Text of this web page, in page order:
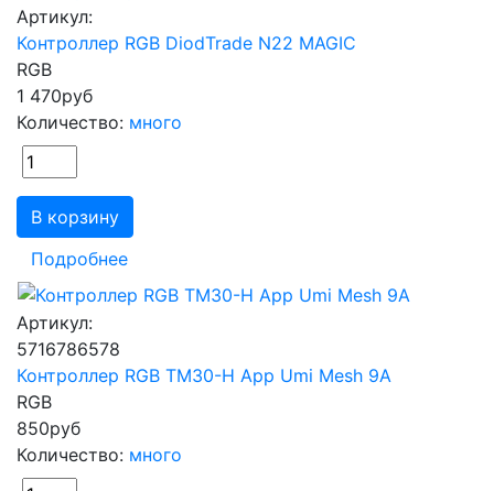
Артикул:
Контроллер RGB DiodTrade N22 MAGIC
RGB
1 470руб
Количество: много
В корзину
Подробнее
Артикул:
5716786578
Контроллер RGB TM30-H App Umi Mesh 9А
RGB
850руб
Количество: много